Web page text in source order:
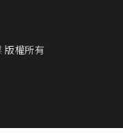
版權所有